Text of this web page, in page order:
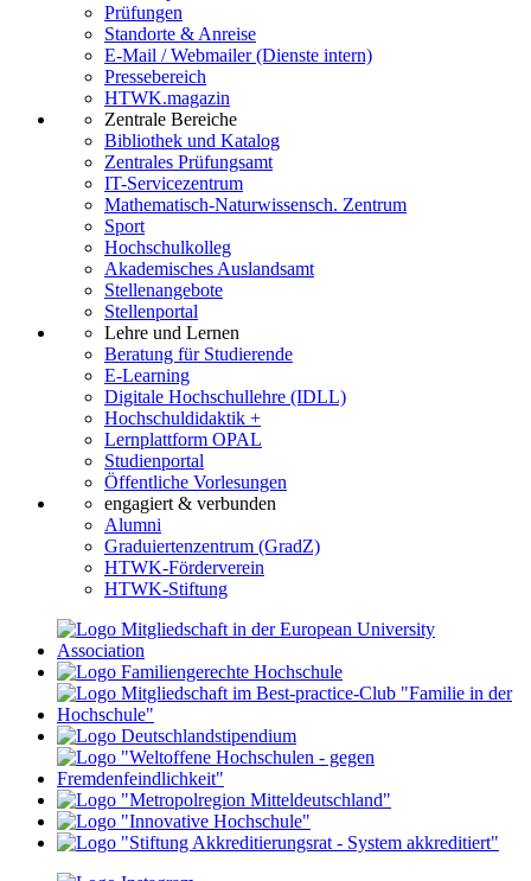
Prüfungen
Standorte & Anreise
E-Mail / Webmailer (Dienste intern)
Pressebereich
HTWK.magazin
Zentrale Bereiche
Bibliothek und Katalog
Zentrales Prüfungsamt
IT-Servicezentrum
Mathematisch-Naturwissensch. Zentrum
Sport
Hochschulkolleg
Akademisches Auslandsamt
Stellenangebote
Stellenportal
Lehre und Lernen
Beratung für Studierende
E-Learning
Digitale Hochschullehre (IDLL)
Hochschuldidaktik +
Lernplattform OPAL
Studienportal
Öffentliche Vorlesungen
engagiert & verbunden
Alumni
Graduiertenzentrum (GradZ)
HTWK-Förderverein
HTWK-Stiftung